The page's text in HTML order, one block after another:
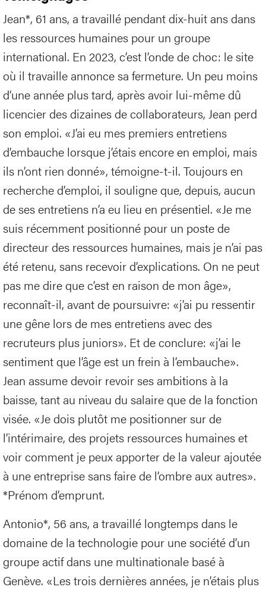
Jean*, 61 ans, a travaillé pendant dix-huit ans dans
les ressources humaines pour un groupe
international. En 2023, c’est l’onde de choc: le site
où il travaille annonce sa fermeture. Un peu moins
d’une année plus tard, après avoir lui-même dû
licencier des dizaines de collaborateurs, Jean perd
son emploi. «J’ai eu mes premiers entretiens
d’embauche lorsque j’étais encore en emploi, mais
ils n’ont rien donné», témoigne-t-il. Toujours en
recherche d’emploi, il souligne que, depuis, aucun
de ses entretiens n’a eu lieu en présentiel. «Je me
suis récemment positionné pour un poste de
directeur des ressources humaines, mais je n’ai pas
été retenu, sans recevoir d’explications. On ne peut
pas me dire que c’est en raison de mon âge»,
reconnaît-il, avant de poursuivre: «j’ai pu ressentir
une gêne lors de mes entretiens avec des
recruteurs plus juniors». Et de conclure: «j’ai le
sentiment que l’âge est un frein à l’embauche».
Jean assume devoir revoir ses ambitions à la
baisse, tant au niveau du salaire que de la fonction
visée. «Je dois plutôt me positionner sur de
l’intérimaire, des projets ressources humaines et
voir comment je peux apporter de la valeur ajoutée
à une entreprise sans faire de l’ombre aux autres».
*Prénom d’emprunt.
Antonio*, 56 ans, a travaillé longtemps dans le
domaine de la technologie pour une société d’un
groupe actif dans une multinationale basé à
Genève. «Les trois dernières années, je n’étais plus